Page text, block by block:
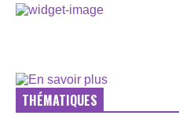
THÉMATIQUES